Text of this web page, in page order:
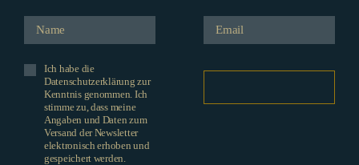
Ich habe die
Datenschutzerklärung zur
Kenntnis genommen. Ich
stimme zu, dass meine
Angaben und Daten zum
Versand der Newsletter
elektronisch erhoben und
gespeichert werden.